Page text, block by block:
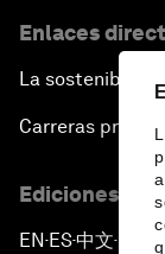
Enlaces
La
Carreras
Ediciones en
EN ▪ ES▪中文▪ 日本